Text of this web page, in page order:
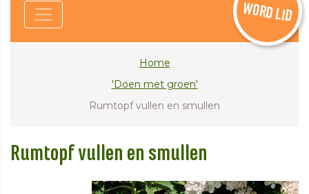
WORD LID
Home
'Doen met groen'
Rumtopf vullen en smullen
Rumtopf vullen en smullen